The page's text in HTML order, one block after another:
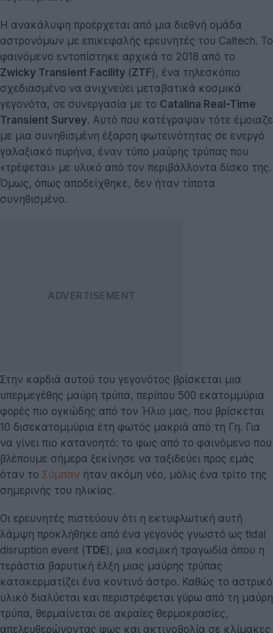
Η ανακάλυψη προέρχεται από μια διεθνή ομάδα
αστρονόμων με επικεφαλής ερευνητές του Caltech. Το
φαινόμενο εντοπίστηκε αρχικά το 2018 από το
Zwicky Transient Facility (ZTF), ένα τηλεσκόπιο
σχεδιασμένο να ανιχνεύει μεταβατικά κοσμικά
γεγονότα, σε συνεργασία με το Catalina Real-Time
Transient Survey. Αυτό που κατέγραψαν τότε έμοιαζε
με μια συνηθισμένη έξαρση φωτεινότητας σε ενεργό
γαλαξιακό πυρήνα, έναν τύπο μαύρης τρύπας που
«τρέφεται» με υλικό από τον περιβάλλοντα δίσκο της.
Όμως, όπως αποδείχθηκε, δεν ήταν τίποτα
συνηθισμένο.
Στην καρδιά αυτού του γεγονότος βρίσκεται μια
υπερμεγέθης μαύρη τρύπα, περίπου 500 εκατομμύρια
φορές πιο ογκώδης από τον Ήλιο μας, που βρίσκεται
10 δισεκατομμύρια έτη φωτός μακριά από τη Γη. Για
να γίνει πιο κατανοητό: το φως από το φαινόμενο που
βλέπουμε σήμερα ξεκίνησε να ταξιδεύει προς εμάς
όταν το Σύμπαν ήταν ακόμη νέο, μόλις ένα τρίτο της
σημερινής του ηλικίας.
Οι ερευνητές πιστεύουν ότι η εκτυφλωτική αυτή
λάμψη προκλήθηκε από ένα γεγονός γνωστό ως tidal
disruption event (TDE), μια κοσμική τραγωδία όπου η
τεράστια βαρυτική έλξη μιας μαύρης τρύπας
κατακερματίζει ένα κοντινό άστρο. Καθώς το αστρικό
υλικό διαλύεται και περιστρέφεται γύρω από τη μαύρη
τρύπα, θερμαίνεται σε ακραίες θερμοκρασίες,
απελευθερώνοντας φως και ακτινοβολία σε κλίμακες